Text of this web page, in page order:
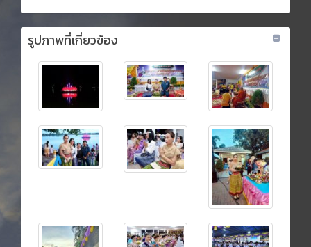
รูปภาพที่เกี่ยวข้อง